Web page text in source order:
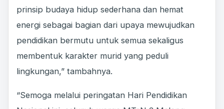
prinsip budaya hidup sederhana dan hemat
energi sebagai bagian dari upaya mewujudkan
pendidikan bermutu untuk semua sekaligus
membentuk karakter murid yang peduli
lingkungan,” tambahnya.
“Semoga melalui peringatan Hari Pendidikan